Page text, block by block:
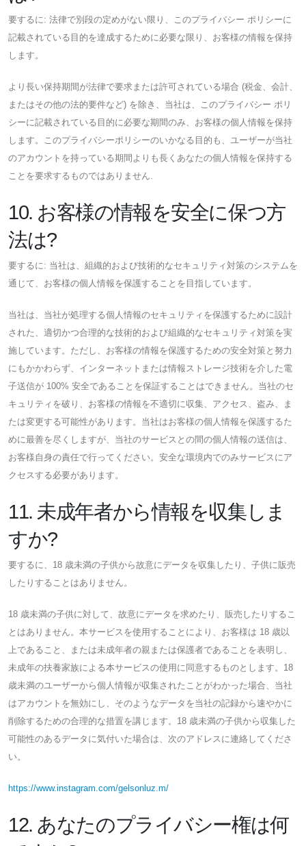
要するに: 法律で別段の定めがない限り、このプライバシー ポリシーに
記載されている目的を達成するために必要な限り、お客様の情報を保持
します。
より長い保持期間が法律で要求または許可されている場合 (税金、会計、
またはその他の法的要件など) を除き、当社は、このプライバシー ポリ
シーに記載されている目的に必要な期間のみ、お客様の個人情報を保持
します。このプライバシーポリシーのいかなる目的も、ユーザーが当社
のアカウントを持っている期間よりも長くあなたの個人情報を保持する
ことを要求するものではありません.
10. お客様の情報を安全に保つ方
法は?
要するに: 当社は、組織的および技術的なセキュリティ対策のシステムを
通じて、お客様の個人情報を保護することを目指しています。
当社は、当社が処理する個人情報のセキュリティを保護するために設計
された、適切かつ合理的な技術的および組織的なセキュリティ対策を実
施しています。ただし、お客様の情報を保護するための安全対策と努力
にもかかわらず、インターネットまたは情報ストレージ技術を介した電
子送信が 100% 安全であることを保証することはできません。当社のセ
キュリティを破り、お客様の情報を不適切に収集、アクセス、盗み、ま
たは変更する可能性があります。当社はお客様の個人情報を保護するた
めに最善を尽くしますが、当社のサービスとの間の個人情報の送信は、
お客様自身の責任で行ってください。安全な環境内でのみサービスにア
クセスする必要があります。
11. 未成年者から情報を収集しま
すか?
要するに、18 歳未満の子供から故意にデータを収集したり、子供に販売
したりすることはありません。
18 歳未満の子供に対して、故意にデータを求めたり、販売したりするこ
とはありません。本サービスを使用することにより、お客様は 18 歳以
上であること、または未成年者の親または保護者であることを表明し、
未成年の扶養家族による本サービスの使用に同意するものとします。18
歳未満のユーザーから個人情報が収集されたことがわかった場合、当社
はアカウントを無効にし、そのようなデータを当社の記録から速やかに
削除するための合理的な措置を講じます。18 歳未満の子供から収集した
可能性のあるデータに気付いた場合は、次のアドレスに連絡してくださ
い。
https://www.instagram.com/gelsonluz.m/
12. あなたのプライバシー権は何